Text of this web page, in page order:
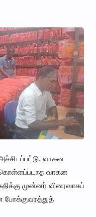
வாகன
வாகன
முன்னர் விரைவாகப்
போக்குவரத்துத்